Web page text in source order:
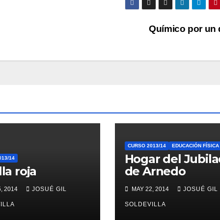
Químico por un
14
roja
2014 JOSUÉ GIL
CURSO 2013/14 EDUCACIÓN FÍSICA
Hogar del
de Arnedo
MAY 22, 2014 JOSUÉ GIL
SOLDEVILLA